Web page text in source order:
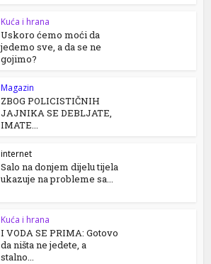
Kuća i hrana
Uskoro ćemo moći da
jedemo sve, a da se ne
gojimo?
Magazin
ZBOG POLICISTIČNIH
JAJNIKA SE DEBLJATE,
IMATE...
internet
Salo na donjem dijelu tijela
ukazuje na probleme sa...
Kuća i hrana
I VODA SE PRIMA: Gotovo
da ništa ne jedete, a
stalno...